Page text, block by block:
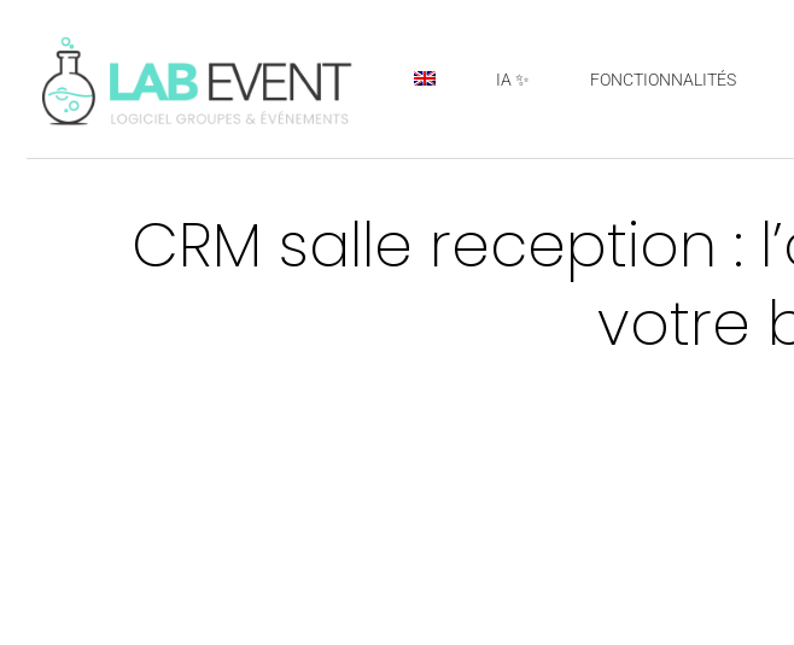
IA ✨ FONCTIONNALITÉS
CRM salle reception :
votre